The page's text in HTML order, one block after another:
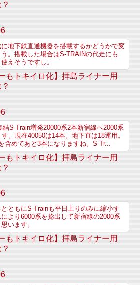
地下鉄直通機器を搭載するかどうかで変
。搭載した場合はS-TRAINの代走にも
えそうですし。
もトキイロ化】拝島ライナー用
結S-Train増発20000系2本新宿線へ2000系
。現在40050は14本。地下直は18運用。
含めてあと3本になりますね。S-Tr...
もトキイロ化】拝島ライナー用
ともにS-Trainも平日上りのみに縮小す
より6000系を捻出して新宿線の2000系
います。
もトキイロ化】拝島ライナー用